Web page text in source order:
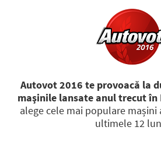
Autovot 2016 te provoacă la
maşinile lansate anul trecut în
alege cele mai populare
ultimele 12
CÂŞTIGĂTORI PREMII
MAŞINI
MECIUL